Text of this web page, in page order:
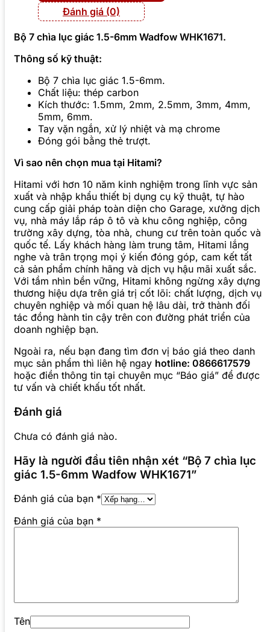
Đánh giá (0)
Bộ 7 chìa lục giác 1.5-6mm Wadfow WHK1671.
Thông số kỹ thuật:
Bộ 7 chìa lục giác 1.5-6mm.
Chất liệu: thép carbon
Kích thước: 1.5mm, 2mm, 2.5mm, 3mm, 4mm,
5mm, 6mm.
Tay vặn ngắn, xử lý nhiệt và mạ chrome
Đóng gói bằng thẻ trượt.
Vì sao nên chọn mua tại Hitami?
Hitami với hơn 10 năm kinh nghiệm trong lĩnh vực sản
xuất và nhập khẩu thiết bị dụng cụ kỹ thuật, tự hào
cung cấp giải pháp toàn diện cho Garage, xưởng dịch
vụ, nhà máy lắp ráp ô tô và khu công nghiệp, công
trường xây dựng, tòa nhà, chung cư trên toàn quốc và
quốc tế. Lấy khách hàng làm trung tâm, Hitami lắng
nghe và trân trọng mọi ý kiến đóng góp, cam kết tất
cả sản phẩm chính hãng và dịch vụ hậu mãi xuất sắc.
Với tầm nhìn bền vững, Hitami không ngừng xây dựng
thương hiệu dựa trên giá trị cốt lõi: chất lượng, dịch vụ
chuyên nghiệp và mối quan hệ lâu dài, trở thành đối
tác đồng hành tin cậy trên con đường phát triển của
doanh nghiệp bạn.
Ngoài ra, nếu bạn đang tìm đơn vị báo giá theo danh
mục sản phẩm thì liên hệ ngay hotline: 0866617579
hoặc điền thông tin tại chuyên mục “Báo giá” để được
tư vấn và chiết khấu tốt nhất.
Đánh giá
Chưa có đánh giá nào.
Hãy là người đầu tiên nhận xét “Bộ 7 chìa lục
giác 1.5-6mm Wadfow WHK1671”
Đánh giá của bạn *
Đánh giá của bạn *
Tên